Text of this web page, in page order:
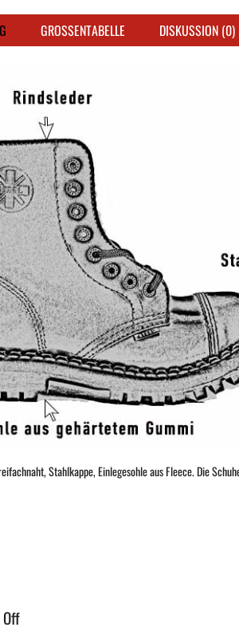
GROSSENTABELLE DISKUSSION (0)
Stahlkappe, Einlegesohle aus Fleece. Die